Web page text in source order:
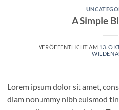
A Simple
VERÖFFENTLICHT AM 13.
Lorem ipsum dolor sit amet,
diam nonummy nibh euismod